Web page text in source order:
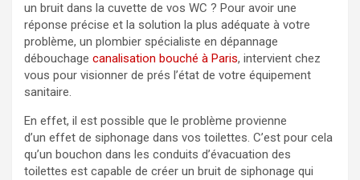
un bruit dans la cuvette de vos WC ? Pour avoir une
réponse précise et la solution la plus adéquate à votre
problème, un plombier spécialiste en dépannage
débouchage canalisation bouché à Paris, intervient chez
vous pour visionner de prés l’état de votre équipement
sanitaire.
En effet, il est possible que le problème provienne
d’un effet de siphonage dans vos toilettes. C’est pour cela
qu’un bouchon dans les conduits d’évacuation des
toilettes est capable de créer un bruit de siphonage qui